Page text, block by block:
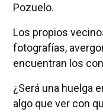
Pozuelo.
Los propios
fotografías,
encuentran los
¿Será una huelga
algo que ver con